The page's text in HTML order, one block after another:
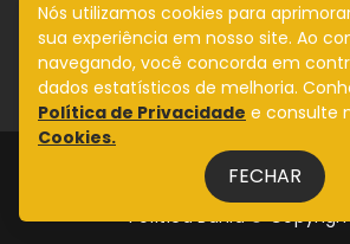
Informação com imparcialidade
SIGA
Política Bahia ©
Design by NVGO
Fale Conosco
Nós utilizamos cookies para
sua experiência em nosso site. Ao
navegando, você concorda em
dados estatísticos de melhoria.
Política de Privacidade e consulte
Cookies.
FECHAR